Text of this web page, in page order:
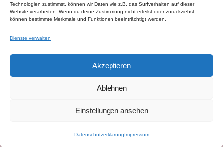
Technologien zustimmst, können wir Daten wie z.B. das Surfverhalten auf dieser
Website verarbeiten. Wenn du deine Zustimmung nicht erteilst oder zurückziehst,
können bestimmte Merkmale und Funktionen beeinträchtigt werden.
Dienste verwalten
Akzeptieren
Ablehnen
Einstellungen ansehen
DatenschutzerklärungImpressum